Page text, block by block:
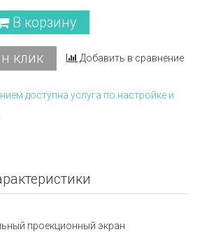
В корзину
клик Добавить в сравнение
доступна услуга по настройке и
проекционный экран